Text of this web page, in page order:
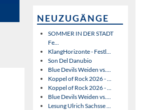
NEUZUGÄNGE
SOMMER IN DER STADT
Fe...
KlangHorizonte - Festl...
Son Del Danubio
Blue Devils Weiden vs....
Koppel of Rock 2026 - ...
Koppel of Rock 2026 - ...
Blue Devils Weiden vs....
Lesung Ulrich Sachsse ...